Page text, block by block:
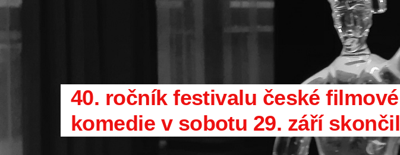
40. ročník festivalu české filmové
komedie v sobotu 29. září skončil